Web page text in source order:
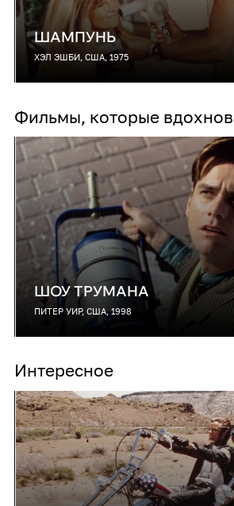
ШАМПУНЬ
ХЭЛ ЭШБИ, США, 1975
Фильмы, которые
ШОУ ТРУМАНА
ПИТЕР УИР, США, 1998
Интересное